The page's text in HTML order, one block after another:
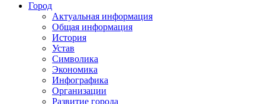
Город
Актуальная информация
Общая информация
История
Устав
Символика
Экономика
Инфографика
Организации
Развитие города